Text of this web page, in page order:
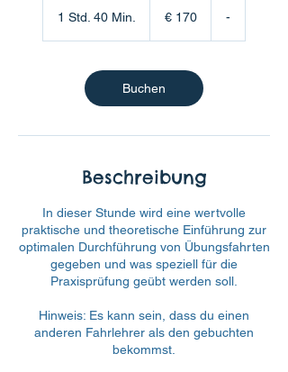
1 Std. 40 Min.
d
4
0
i
.
€ 170 -
Buchen
Beschreibung
In dieser Stunde wird eine wertvolle
praktische und theoretische Einführung zur
optimalen Durchführung von Übungsfahrten
gegeben und was speziell für die
Praxisprüfung geübt werden soll.
Hinweis: Es kann sein, dass du einen
anderen Fahrlehrer als den gebuchten
bekommst.